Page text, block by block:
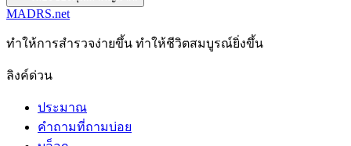
MADRS.net
ทําให้การสํารวจง่ายขึ้น ทําให้ชีวิตสมบูรณ์ยิ่งขึ้น
ลิงค์ด่วน
ประมาณ
คำถามที่ถามบ่อย